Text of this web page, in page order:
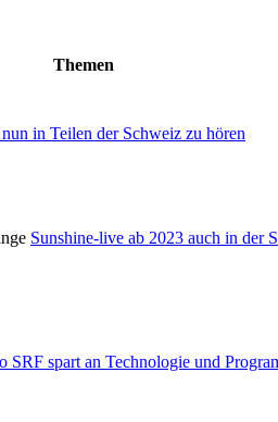
Themen
in Teilen der Schweiz zu hören
Sunshine-live ab 2023 auch in der
SRF spart an Technologie und